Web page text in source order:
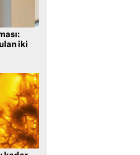
iki